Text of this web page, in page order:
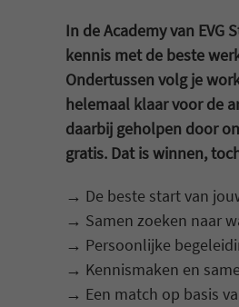
In de Academy van
kennis met de beste
Ondertussen volg je
helemaal klaar voor de
daarbij geholpen door
gratis. Dat is winnen,
→ De beste start van
→ Samen zoeken naar
→ Persoonlijke
→ Kennismaken en
→ Een match op basis